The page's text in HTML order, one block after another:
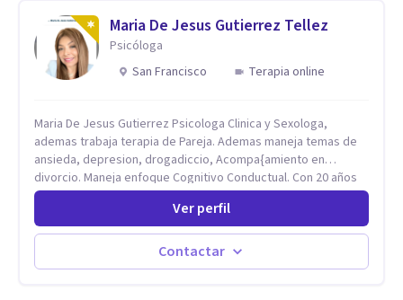
Maria De Jesus Gutierrez Tellez
Psicóloga
San Francisco
Terapia online
Maria De Jesus Gutierrez Psicologa Clinica y Sexologa,
ademas trabaja terapia de Pareja. Ademas maneja temas de
ansieda, depresion, drogadiccio, Acompa{amiento en
divorcio. Maneja enfoque Cognitivo Conductual. Con 20 años
de experiencia, constantemente capacitandose en las
diferntes areas de la Salud Mental.
Ver perfil
Contactar